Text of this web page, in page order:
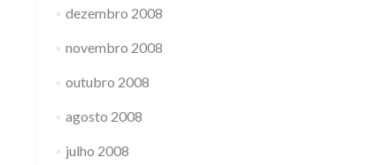
dezembro 2008
novembro 2008
outubro 2008
agosto 2008
julho 2008